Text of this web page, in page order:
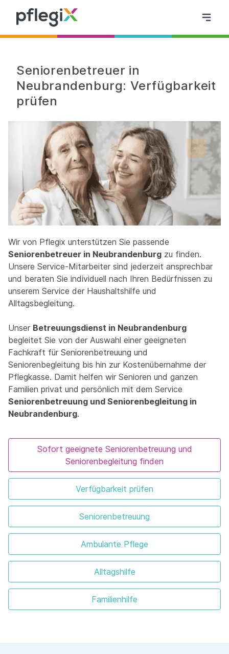
Seniorenbetreuer in
Neubrandenburg: Verfügbarkeit
prüfen
Wir von Pflegix unterstützen Sie passende
Seniorenbetreuer in Neubrandenburg zu finden.
Unsere Service-Mitarbeiter sind jederzeit ansprechbar
und beraten Sie individuell nach Ihren Bedürfnissen zu
unserem Service der Haushaltshilfe und
Alltagsbegleitung.
Unser Betreuungsdienst in Neubrandenburg
begleitet Sie von der Auswahl einer geeigneten
Fachkraft für Seniorenbetreuung und
Seniorenbegleitung bis hin zur Kostenübernahme der
Pflegkasse. Damit helfen wir Senioren und ganzen
Familien privat und persönlich mit dem Service
Seniorenbetreuung und Seniorenbegleitung in
Neubrandenburg.
Sofort geeignete Seniorenbetreuung und
Seniorenbegleitung finden
Verfügbarkeit prüfen
Seniorenbetreuung
Ambulante Pflege
Alltagshilfe
Familienhilfe